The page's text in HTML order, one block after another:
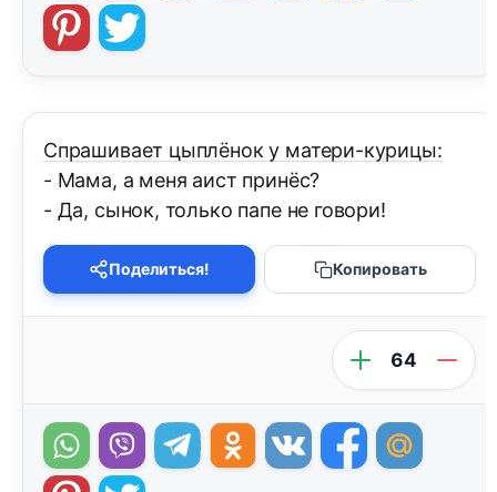
Спрашивает цыплёнок у матери-курицы:
- Мама, а меня аист принёс?
- Да, сынок, только папе не говори!
Поделиться! Копировать
64